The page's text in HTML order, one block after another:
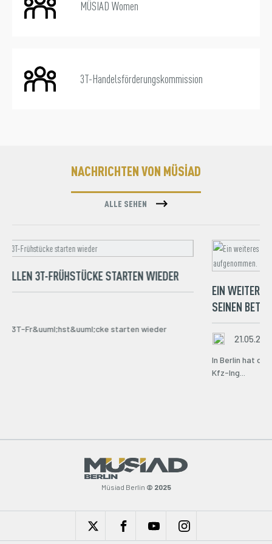
MÜSIAD Women
3T-Handelsförderungskommission
NACHRICHTEN VON MÜSİAD
ALLE SEHEN
3T-FRÜHSTÜCKE STARTEN WIEDER
3T-Fr&uuml;hst&uuml;cke starten wieder
EIN
SEINEN
In Berlin hat die
Kfz-Ing...
Müsiad Berlin © 2025